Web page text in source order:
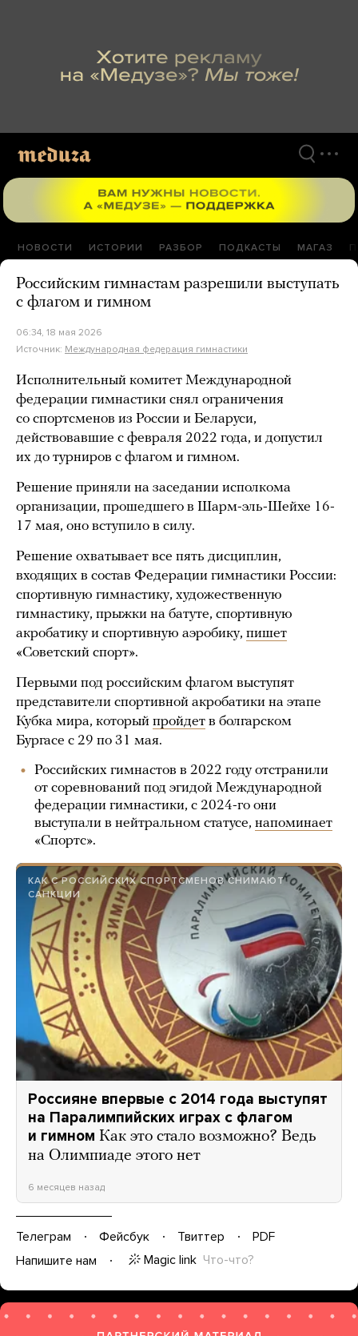
НОВОСТИ ИСТОРИИ РАЗБОР ПОДКАСТЫ МАГАЗ
Российским гимнастам разрешили выступать
с флагом и гимном
06:34, 18 мая 2026
Источник: Международная федерация гимнастики
Исполнительный комитет Международной
федерации гимнастики снял ограничения
со спортсменов из России и Беларуси,
действовавшие с февраля 2022 года, и допустил
их до турниров с флагом и гимном.
Решение приняли на заседании исполкома
организации, прошедшего в Шарм-эль-Шейхе 16-
17 мая, оно вступило в силу.
Решение охватывает все пять дисциплин,
входящих в состав Федерации гимнастики России:
спортивную гимнастику, художественную
гимнастику, прыжки на батуте, спортивную
акробатику и спортивную аэробику, пишет
«Советский спорт».
Первыми под российским флагом выступят
представители спортивной акробатики на этапе
Кубка мира, который пройдет в болгарском
Бургасе с 29 по 31 мая.
Российских гимнастов в 2022 году отстранили
от соревнований под эгидой Международной
федерации гимнастики, с 2024-го они
выступали в нейтральном статусе, напоминает
«Спортс».
КАК С РОССИЙСКИХ СПОРТСМЕНОВ СНИМАЮТ
САНКЦИИ
Россияне впервые с 2014 года выступят
на Паралимпийских играх с флагом
и гимном Как это стало возможно? Ведь
на Олимпиаде этого нет
6 месяцев назад
Телеграм Фейсбук Твиттер
PDF
Напишите нам
Magic link Что-что?